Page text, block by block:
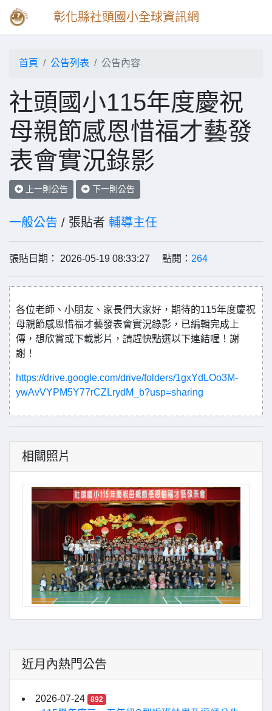
彰化縣社頭國小全球資訊網
首頁 公告列表 公告內容
社頭國小115年度慶祝
母親節感恩惜福才藝發
表會實況錄影
上一則公告 下一則公告
一般公告 / 張貼者 輔導主任
張貼日期： 2026-05-19 08:33:27 點閱： 264
各位老師、小朋友、家長們大家好，期待的115年度慶祝
母親節感恩惜福才藝發表會實況錄影，已編輯完成上
傳，想欣賞或下載影片，請趕快點選以下連結喔！謝
謝！
https://drive.google.com/drive/folders/1gxYdLOo3M-
ywAvVYPM5Y77rCZLrydM_b?usp=sharing
相關照片
近月內熱門公告
2026-07-24 892